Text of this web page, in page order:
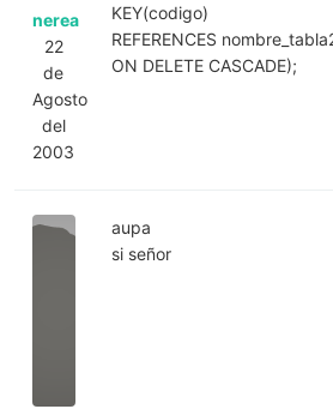
nerea
22
de
Agosto
del
2003
KEY(codigo)
REFERENCES
ON DELETE CASCADE);
aupa
si señor